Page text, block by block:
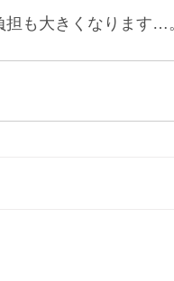
も大きくなります…